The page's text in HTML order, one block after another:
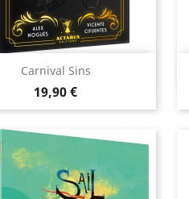
Carnival Sins
Prix
19,90 €
Aperçu rapide